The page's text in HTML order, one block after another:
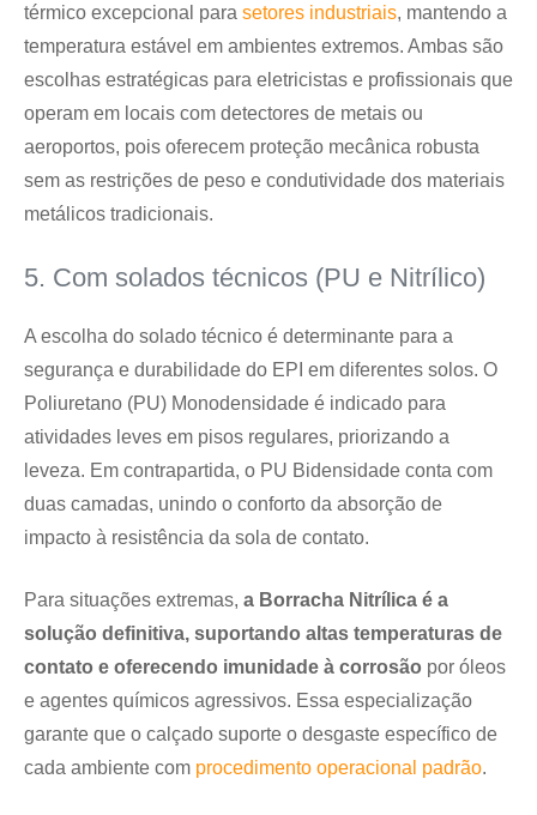
térmico excepcional para setores industriais, mantendo a
temperatura estável em ambientes extremos. Ambas são
escolhas estratégicas para eletricistas e profissionais que
operam em locais com detectores de metais ou
aeroportos, pois oferecem proteção mecânica robusta
sem as restrições de peso e condutividade dos materiais
metálicos tradicionais.
5. Com solados técnicos (PU e Nitrílico)
A escolha do solado técnico é determinante para a
segurança e durabilidade do EPI em diferentes solos. O
Poliuretano (PU) Monodensidade é indicado para
atividades leves em pisos regulares, priorizando a
leveza. Em contrapartida, o PU Bidensidade conta com
duas camadas, unindo o conforto da absorção de
impacto à resistência da sola de contato.
Para situações extremas, a Borracha Nitrílica é a
solução definitiva, suportando altas temperaturas de
contato e oferecendo imunidade à corrosão por óleos
e agentes químicos agressivos. Essa especialização
garante que o calçado suporte o desgaste específico de
cada ambiente com procedimento operacional padrão.